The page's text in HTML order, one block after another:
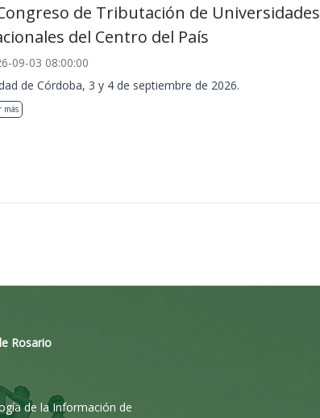
de Tributación de Universidades
del Centro del País
09-03 08:00:00
de Córdoba, 3 y 4 de septiembre de 2026.
más
Rosario
de la Información de